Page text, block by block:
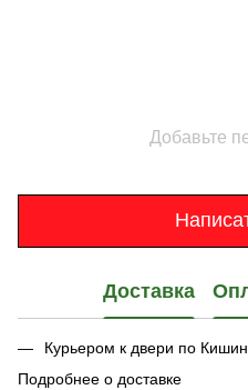
Добавьте
Доставка
Курьером к двери по
Подробнее о доставке